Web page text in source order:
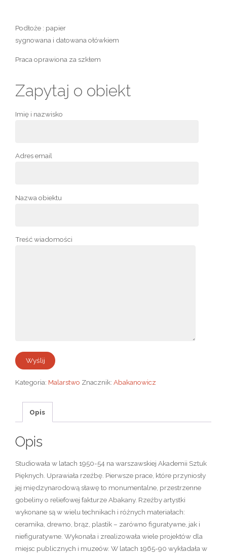
Podłoże : papier
sygnowana i datowana ołówkiem
Praca oprawiona za szkłem
Zapytaj o obiekt
Imię i nazwisko
Adres email
Nazwa obiektu
Treść wiadomości
Kategoria: Malarstwo Znacznik:Abakanowicz
Opis
Opis
Studiowała w latach 1950-54 na warszawskiej Akademii Sztuk
Pięknych. Uprawiała rzeźbę. Pierwsze prace, które przyniosły
jej międzynarodową sławę to monumentalne, przestrzenne
gobeliny o reliefowej fakturze Abakany. Rzeźby artystki
wykonane są w wielu technikach i różnych materiałach:
ceramika, drewno, brąz, plastik – zarówno figuratywne, jak i
niefiguratywne. Wykonała i zrealizowała wiele projektów dla
miejsc publicznych i muzeów. W latach 1965-90 wykładała w